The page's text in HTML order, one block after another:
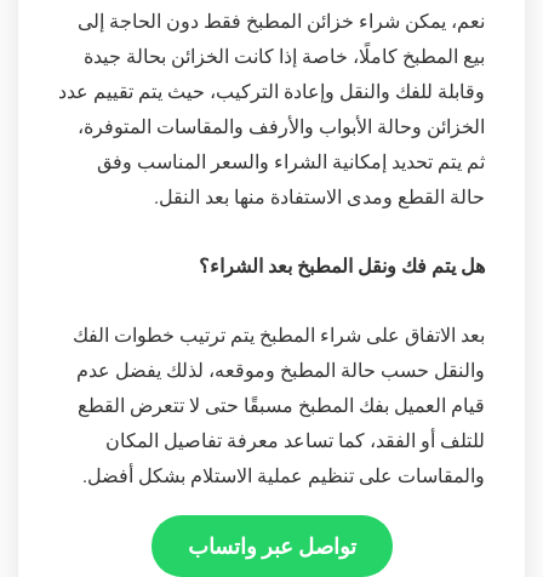
نعم، يمكن شراء خزائن المطبخ فقط دون الحاجة إلى
بيع المطبخ كاملًا، خاصة إذا كانت الخزائن بحالة جيدة
وقابلة للفك والنقل وإعادة التركيب، حيث يتم تقييم عدد
الخزائن وحالة الأبواب والأرفف والمقاسات المتوفرة،
ثم يتم تحديد إمكانية الشراء والسعر المناسب وفق
حالة القطع ومدى الاستفادة منها بعد النقل.
هل يتم فك ونقل المطبخ بعد الشراء؟
بعد الاتفاق على شراء المطبخ يتم ترتيب خطوات الفك
والنقل حسب حالة المطبخ وموقعه، لذلك يفضل عدم
قيام العميل بفك المطبخ مسبقًا حتى لا تتعرض القطع
للتلف أو الفقد، كما تساعد معرفة تفاصيل المكان
والمقاسات على تنظيم عملية الاستلام بشكل أفضل.
تواصل عبر واتساب